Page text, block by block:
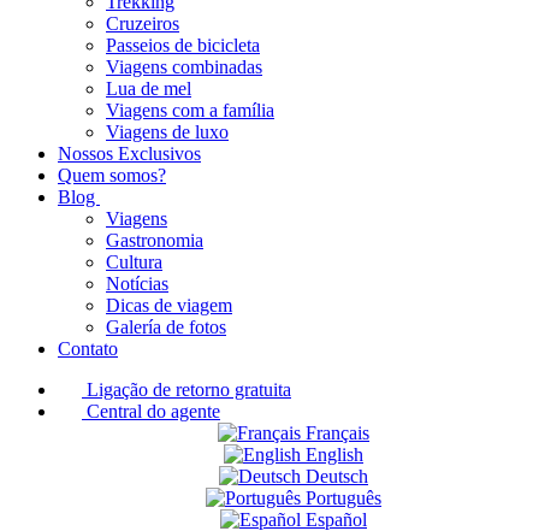
Cruzeiros
Passeios de bicicleta
Viagens combinadas
Lua de mel
Viagens com a família
Viagens de luxo
Nossos Exclusivos
Quem somos?
Blog
Viagens
Gastronomia
Cultura
Notícias
Dicas de viagem
Galería de fotos
Contato
Ligação de retorno gratuita
Central do agente
Français
English
Deutsch
Português
Español